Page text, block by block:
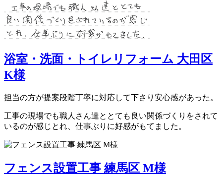
浴室・洗面・トイレリフォーム 大田区
K様
担当の方が提案段階丁寧に対応して下さり安心感があった。
工事の現場でも職人さん達ととても良い関係づくりをされて
いるのが感じとれ、仕事ぶりに好感がもてました。
フェンス設置工事 練馬区 M様